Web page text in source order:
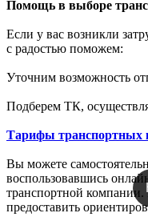
Помощь в выборе
Если у вас возникли
с радостью поможем:
Уточним возможность
Подберем ТК,
Тарифы транспортных
Вы можете
воспользовавшись
транспортной
предоставить